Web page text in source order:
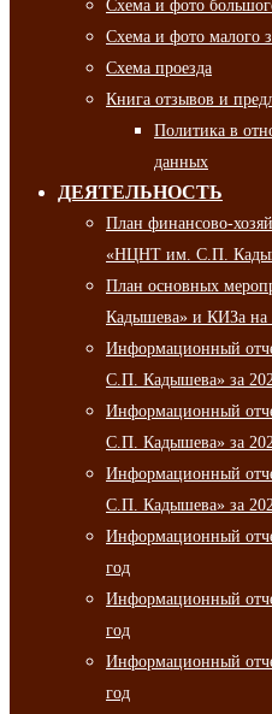
Схема и фото
Схема и фото малого
Схема проезда
Книга отзывов и
Политика в
данных
ДЕЯТЕЛЬНОСТЬ
План финансово-
«НЦНТ им. С.П.
План основных
Кадышева» и КИЗа на
Информационный
С.П. Кадышева» за
Информационный
С.П. Кадышева» за
Информационный
С.П. Кадышева» за
Информационный
год
Информационный
год
Информационный
год